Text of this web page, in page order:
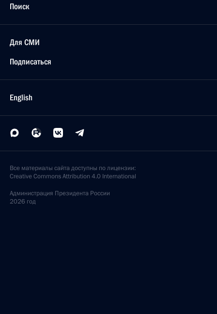
Поиск
Для СМИ
Подписаться
English
Все материалы сайта доступны по лицензии:
Creative Commons Attribution 4.0 International
Администрация Президента России
2026 год